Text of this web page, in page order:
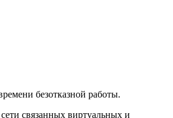
безотказной работы.
связанных виртуальных и